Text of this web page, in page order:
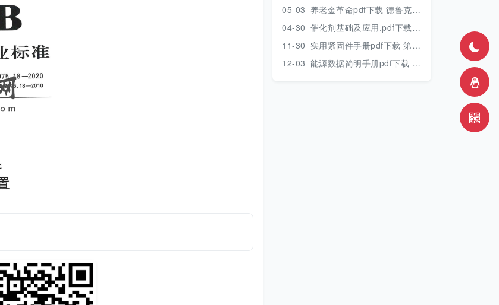
05-03 养老金革命pdf下载 德鲁克 著
04-30 催化剂基础及应用.pdf下载 [季生福 张谦温 赵彬侠编] 2011年版
11-30 实用紧固件手册pdf下载 第三版 2018年版
12-03 能源数据简明手册pdf下载 2017版